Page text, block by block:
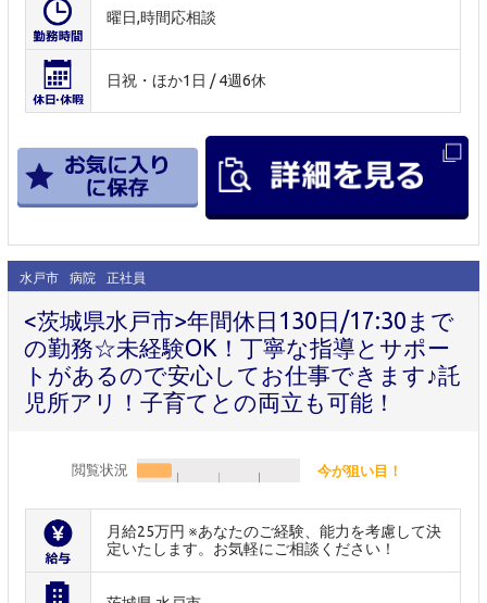
曜日,時間応相談
日祝・ほか1日 / 4週6休
水戸市 病院 正社員
<茨城県水戸市>年間休日130日/17:30まで
の勤務☆未経験OK！丁寧な指導とサポー
トがあるので安心してお仕事できます♪託
児所アリ！子育てとの両立も可能！
閲覧状況 今が狙い目！
月給25万円 ※あなたのご経験、能力を考慮して決
定いたします。お気軽にご相談ください！